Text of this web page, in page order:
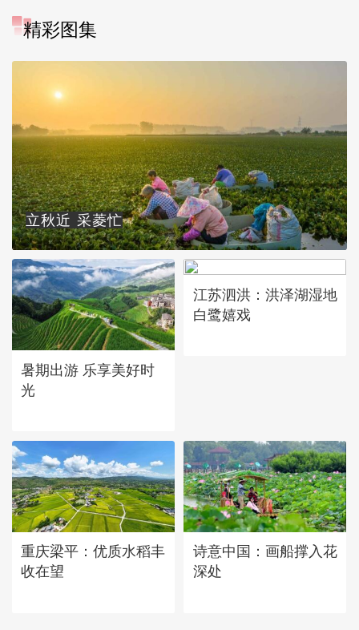
精彩图集
立秋近 采菱忙
暑期出游 乐享美好时
光
江苏泗洪：洪泽湖湿地
白鹭嬉戏
重庆梁平：优质水稻丰
收在望
诗意中国：画船撑入花
深处